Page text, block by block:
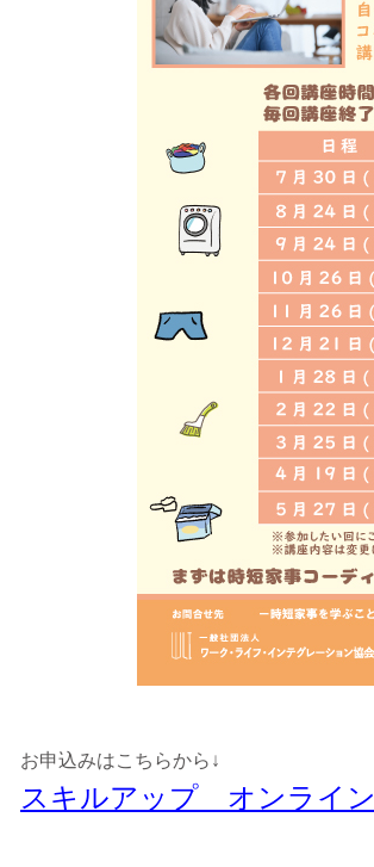
お申込みはこちらから↓
スキルアップ オンライ